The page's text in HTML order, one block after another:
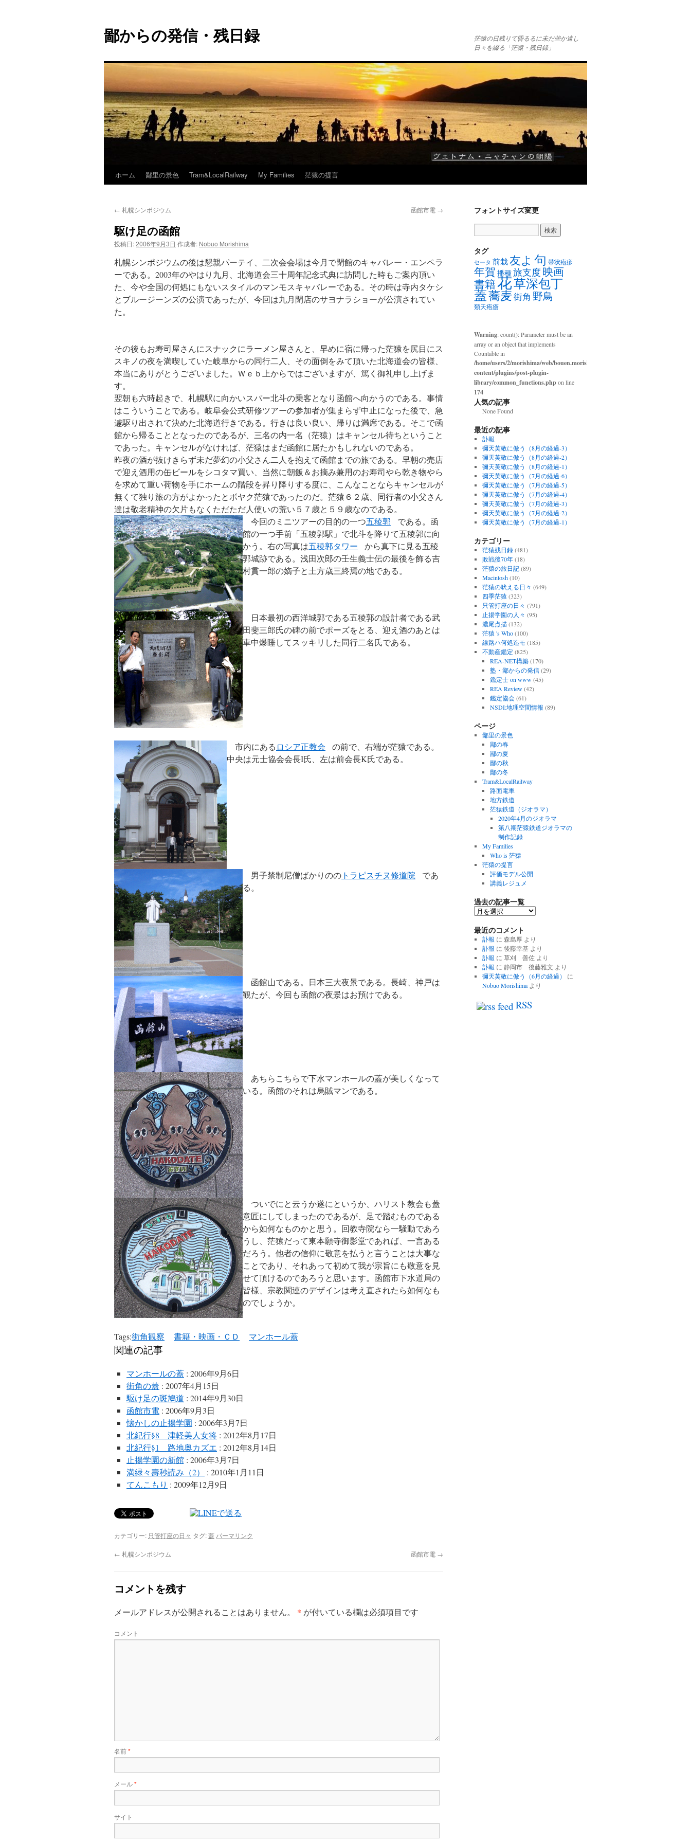
鄙からの発信・残日録
茫猿の日残りて昏るるに未だ些か遠し
日々を綴る「茫猿・残日録」
テ
ン
へ
ス
キ
プ
ホーム 鄙里の景色 Tram&LocalRailway My Families 茫猿の提言
← 札幌シンポジウム 函館市電 →
駆け足の函館
投稿日:2006年9月3日 作成者: Nobuo Morishima
札幌シンポジウムの後は懇親パーテイ、二次会会場は今月で閉館のキャバレー・エンペラ
ーである。2003年のやはり九月、北海道会三十周年記念式典に訪問した時もご案内頂い
た、今や全国の何処にもないスタイルのマンモスキャバレーである。その時は寺内タケシ
とブルージーンズの公演であったが、今回は九月閉店のサヨナラショーが公演されてい
た。
その後もお寿司屋さんにスナックにラーメン屋さんと、早めに宿に帰った茫猿を尻目にス
スキノの夜を満喫していた岐阜からの同行二人、その面倒をみて頂いた北海道会の皆様、
本当にありがとうございました。Ｗｅｂ上からではございますが、篤く御礼申し上げま
す。
翌朝も六時起きで、札幌駅に向かいスパー北斗の乗客となり函館へ向かうのである。事情
はこういうことである。岐阜会公式研修ツアーの参加者が集まらず中止になった後で、急
遽駆り出されて決めた北海道行きである。行きは良い良い、帰りは満席である。そこで函
館から帰ることとなったのであるが、三名の内一名（茫猿）はキャンセル待ちということ
であった。キャンセルがなければ、茫猿はまだ函館に居たかもしれないのである。
昨夜の酒が抜けきらず未だ夢幻の小父さん二人を抱えて函館までの旅である。早朝の売店
で迎え酒用の缶ビールをシコタマ買い、当然に朝飯＆お摘み兼用のお寿司やら乾き物やら
を求めて重い荷物を手にホームの階段を昇り降りする度に、こんなことならキャンセルが
無くて独り旅の方がよかったとボヤク茫猿であったのだ。茫猿６２歳、同行者の小父さん
達は敬老精神の欠片もなくただただ人使いの荒い５７歳と５９歳なのである。
今回のミニツアーの目的の一つ五稜郭
である。函
館の一つ手前「五稜郭駅」で北斗を降りて五稜郭に向
かう。右の写真は五稜郭タワー
から真下に見る五稜
郭城跡である。浅田次郎の壬生義士伝の最後を飾る吉
村貫一郎の嫡子と土方歳三終焉の地である。
日本最初の西洋城郭である五稜郭の設計者である武
田斐三郎氏の碑の前でポーズをとる、迎え酒のあとは
車中爆睡してスッキリした同行二名氏である。
市内にある ロシア正教会
の前で、右端が茫猿である。
中央は元士協会会長I氏、左は前会長K氏である。
男子禁制尼僧ばかりのの トラピスチヌ修道院
であ
る。
函館山である。日本三大夜景である。長崎、神戸は
観たが、今回も函館の夜景はお預けである。
あちらこちらで下水マンホールの蓋が美しくなって
いる。函館のそれは烏賊マンである。
ついでにと云うか遂にというか、ハリスト教会も蓋
意匠にしてしまったのであるが、足で踏むものである
から如何なものかと思う。回教寺院なら一騒動であろ
うし、茫猿だって東本願寺御影堂であれば、一言ある
だろう。他者の信仰に敬意を払うと言うことは大事な
ことであり、それあって初めて我が宗旨にも敬意を見
せて頂けるのであろうと思います。函館市下水道局の
皆様、宗教関連のデザインは考え直されたら如何なも
のでしょうか。
Tags:街角観察 書籍・映画・ＣＤ マンホール蓋
関連の記事
マンホールの蓋 : 2006年9月6日
街角の蓋 : 2007年4月15日
駆け足の斑鳩道 : 2014年9月30日
函館市電 : 2006年9月3日
懐かしの止揚学園 : 2006年3月7日
北紀行§8 津軽美人女将 : 2012年8月17日
北紀行§1 路地奥カズエ : 2012年8月14日
止揚学園の新館 : 2006年3月7日
満緑々壽秒読み（2）
: 2010年1月11日
てんこもり : 2009年12月9日
カテゴリー: 只管打座の日々 タグ:蓋 パーマリンク
← 札幌シンポジウム 函館市電 →
コメントを残す
メールアドレスが公開されることはありません。 * が付いている欄は必須項目です
コメント
名前*
メール*
サイト
フォントサイズ変更
タグ
セータ 前栽友よ 句 帯状疱疹
年賀 播種旅支度 映画
書籍花草深包丁
蓋蕎麦街角 野鳥
類天疱瘡
Warning: count(): Parameter must be an
array or an object that implements
Countable in
/home/users/2/morishima/web/bouen.morishima.com/wp-
content/plugins/post-plugin-
library/common_functions.phpon line
174
人気の記事
None Found
最近の記事
訃報
彌天芙敬に倣う（8月の経過-3）
彌天芙敬に倣う（8月の経過-2）
彌天芙敬に倣う（8月の経過-1）
彌天芙敬に倣う（7月の経過-6）
彌天芙敬に倣う（7月の経過-5）
彌天芙敬に倣う（7月の経過-4）
彌天芙敬に倣う（7月の経過-3）
彌天芙敬に倣う（7月の経過-2）
彌天芙敬に倣う（7月の経過-1）
カテゴリー
茫猿残日録(481)
敗戦後70年(18)
茫猿の旅日記(89)
Macintosh(10)
茫猿の吠える日々 (649)
四季茫猿 (323)
只管打座の日々 (791)
止揚学園の人々 (95)
濃尾点描(132)
茫猿 's Who(100)
線路ハ何処迄モ (185)
不動産鑑定 (825)
REA-NET構築(170)
塾・鄙からの発信(29)
鑑定士 on www(45)
REA Review(42)
鑑定協会(61)
NSDI:地理空間情報 (89)
ページ
鄙里の景色
鄙の春
鄙の夏
鄙の秋
鄙の冬
Tram&LocalRailway
路面電車
地方鉄道
茫猿鉄道（ジオラマ）
2020年4月のジオラマ
第八期茫猿鉄道ジオラマの
制作記録
My Families
Who is 茫猿
茫猿の提言
評価モデル公開
講義レジュメ
過去の記事一覧
過
の
記
事
一
覧
最近のコメント
訃報 に 森島厚より
訃報 に 後藤幸基 より
訃報 に 草刈 善佐より
訃報 に 静岡市 後藤雅文 より
彌天芙敬に倣う（6月の経過）
に
Nobuo Morishimaより
RSS